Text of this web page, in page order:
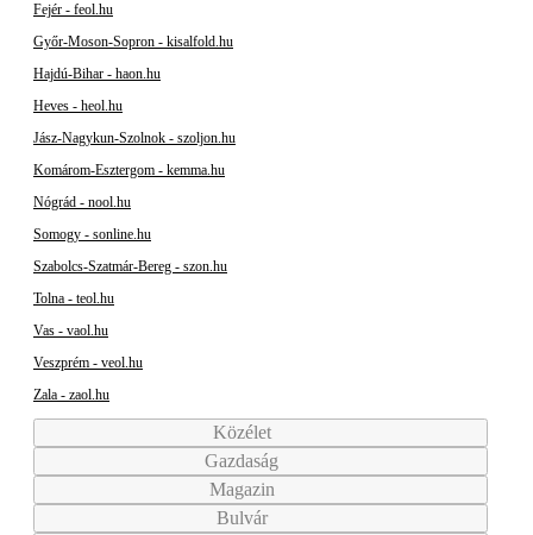
Fejér - feol.hu
Győr-Moson-Sopron - kisalfold.hu
Hajdú-Bihar - haon.hu
Heves - heol.hu
Jász-Nagykun-Szolnok - szoljon.hu
Komárom-Esztergom - kemma.hu
Nógrád - nool.hu
Somogy - sonline.hu
Szabolcs-Szatmár-Bereg - szon.hu
Tolna - teol.hu
Vas - vaol.hu
Veszprém - veol.hu
Zala - zaol.hu
Közélet
Gazdaság
Magazin
Bulvár